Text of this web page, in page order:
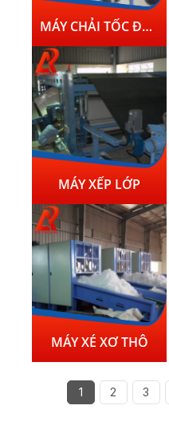
MÁY CHẢI TỐC ĐỘ CAO
MÁY XẾP LỚP
MÁY XÉ XƠ THÔ
1 2 3